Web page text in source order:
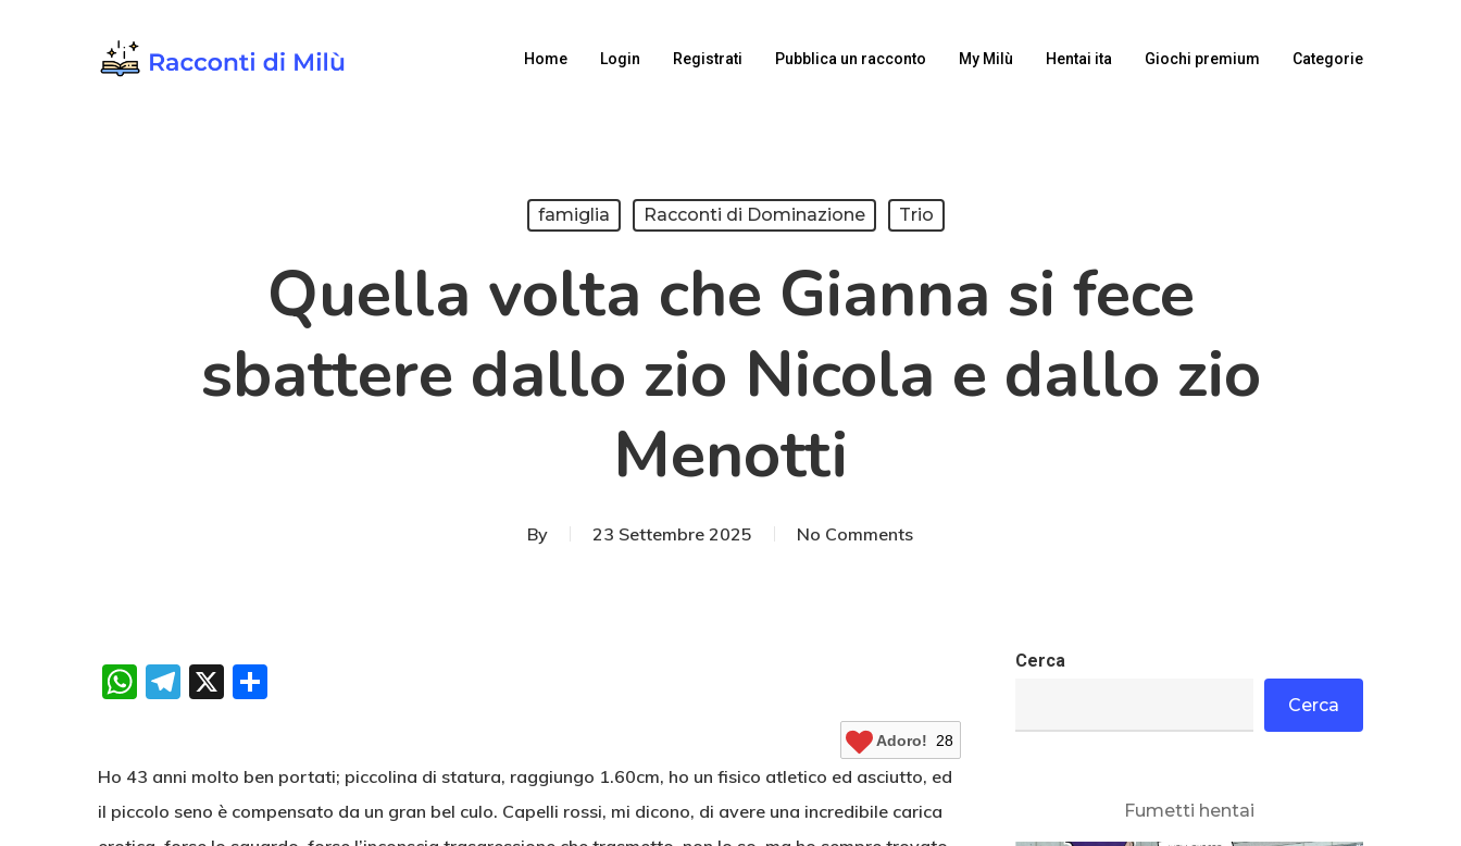
Home Login Registrati Pubblica un racconto My Milù Hentai ita Giochi premium Categorie
famiglia Racconti di Dominazione Trio
Quella volta che Gianna si fece
sbattere dallo zio Nicola e dallo zio
Menotti
By 23 Settembre 2025 No Comments
WhatsApp
Telegram
X
Adoro! 28
Ho 43 anni molto ben portati; piccolina di statura, raggiungo 1.60cm, ho un fisico atletico ed asciutto, ed
il piccolo seno è compensato da un gran bel culo. Capelli rossi, mi dicono, di avere una incredibile carica
Cerca
Cerca
Fumetti hentai